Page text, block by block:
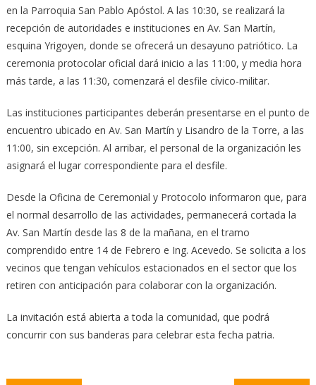
en la Parroquia San Pablo Apóstol. A las 10:30, se realizará la
recepción de autoridades e instituciones en Av. San Martín,
esquina Yrigoyen, donde se ofrecerá un desayuno patriótico. La
ceremonia protocolar oficial dará inicio a las 11:00, y media hora
más tarde, a las 11:30, comenzará el desfile cívico-militar.
Las instituciones participantes deberán presentarse en el punto de
encuentro ubicado en Av. San Martín y Lisandro de la Torre, a las
11:00, sin excepción. Al arribar, el personal de la organización les
asignará el lugar correspondiente para el desfile.
Desde la Oficina de Ceremonial y Protocolo informaron que, para
el normal desarrollo de las actividades, permanecerá cortada la
Av. San Martín desde las 8 de la mañana, en el tramo
comprendido entre 14 de Febrero e Ing. Acevedo. Se solicita a los
vecinos que tengan vehículos estacionados en el sector que los
retiren con anticipación para colaborar con la organización.
La invitación está abierta a toda la comunidad, que podrá
concurrir con sus banderas para celebrar esta fecha patria.